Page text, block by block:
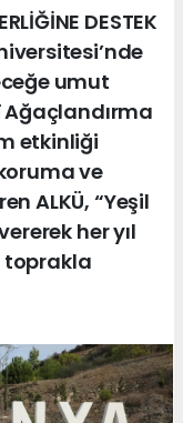
DESTEK
umut
Ağaçlandırma
etkinliği
ve
ALKÜ, “Yeşil
her yıl
toprakla